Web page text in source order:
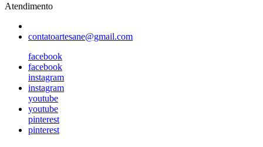
Atendimento
contatoartesane@gmail.com
facebook
facebook
instagram
instagram
youtube
youtube
pinterest
pinterest